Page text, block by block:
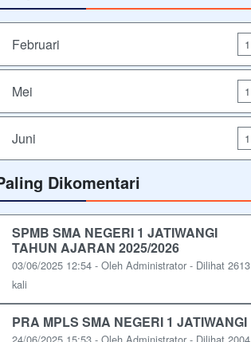
Februari 1
Mei 1
Juni 1
Dikomentari
SPMB SMA NEGERI 1 JATIWANGI
TAHUN AJARAN 2025/2026
03/06/2025 12:54 - Oleh Administrator - Dilihat 2613
kali
PRA MPLS SMA NEGERI 1 JATIWANGI